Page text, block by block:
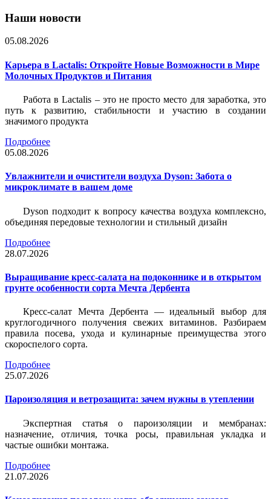
Наши новости
05.08.2026
Карьера в Lactalis: Откройте Новые Возможности в Мире
Молочных Продуктов и Питания
Работа в Lactalis – это не просто место для заработка, это
путь к развитию, стабильности и участию в создании
значимого продукта
Подробнее
05.08.2026
Увлажнители и очистители воздуха Dyson: Забота о
микроклимате в вашем доме
Dyson подходит к вопросу качества воздуха комплексно,
объединяя передовые технологии и стильный дизайн
Подробнее
28.07.2026
Выращивание кресс-салата на подоконнике и в открытом
грунте особенности сорта Мечта Дербента
Кресс-салат Мечта Дербента — идеальный выбор для
круглогодичного получения свежих витаминов. Разбираем
правила посева, ухода и кулинарные преимущества этого
скороспелого сорта.
Подробнее
25.07.2026
Пароизоляция и ветрозащита: зачем нужны в утеплении
Экспертная статья о пароизоляции и мембранах:
назначение, отличия, точка росы, правильная укладка и
частые ошибки монтажа.
Подробнее
21.07.2026